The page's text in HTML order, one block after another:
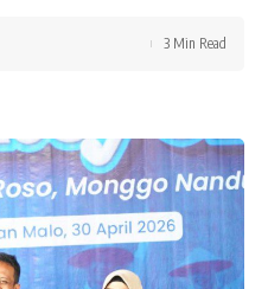
3 Min Read